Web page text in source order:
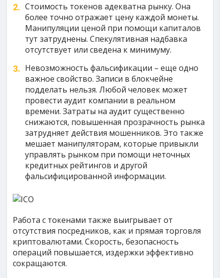
Стоимость токенов адекватна рынку. Она
более точно отражает цену каждой монеты.
Манипуляции ценой при помощи капиталов
тут затруднены. Спекулятивная надбавка
отсутствует или сведена к минимуму.
Невозможность фальсификации – еще одно
важное свойство. Записи в блокчейне
подделать нельзя. Любой человек может
провести аудит компании в реальном
времени. Затраты на аудит существенно
снижаются, повышенная прозрачность рынка
затрудняет действия мошенников. Это также
мешает манипуляторам, которые привыкли
управлять рынком при помощи неточных
кредитных рейтингов и другой
фальсифицированной информации.
Работа с токенами также выигрывает от
отсутствия посредников, как и прямая торговля
криптовалютами. Скорость, безопасность
операций повышается, издержки эффективно
сокращаются.